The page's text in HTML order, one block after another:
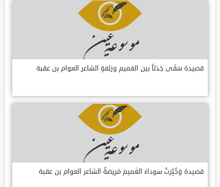
قصيدة سَقَى جَدَثاً بين الغميم وزلفةٍ الشاعر العوام بن عقبة
قصيدة وَخُبِّرتُ سوداءَ الغَميم مَريضةٌ الشاعر العوام بن عقبة